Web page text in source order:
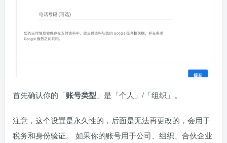
首先确认你的「账号类型 」是「个人」/「组织」。
注意，这个设置是永久性的，后面是无法再更改的，会用于
税务和身份验证。 如果你的账号用于公司、组织、合伙企业